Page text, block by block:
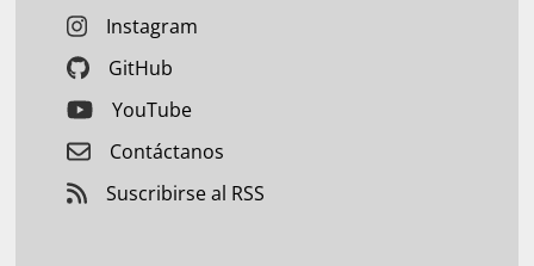
Instagram
GitHub
YouTube
Contáctanos
Suscribirse al RSS